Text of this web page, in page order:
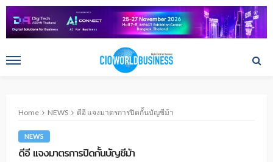
Home NEWS ดีอี แจงมาตรการปิดกั้นบัญชีม้า
NEWS
ดีอี แจงมาตรการปิดกั้นบัญชีม้า